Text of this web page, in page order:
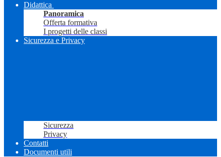
Didattica
Panoramica
Offerta formativa
I progetti delle classi
Sicurezza e Privacy
Sicurezza
Privacy
Contatti
Documenti utili